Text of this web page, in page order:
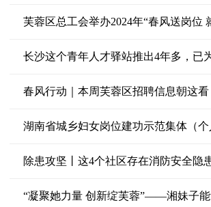
芙蓉区总工会举办2024年“春风送岗位
长沙这个青年人才驿站推出4年多，已
春风行动｜本周芙蓉区招聘信息朝这看
湖南省城乡妇女岗位建功示范集体（
除患攻坚丨这4个社区存在消防安全隐
“凝聚她力量 创新绽芙蓉”——湘妹子